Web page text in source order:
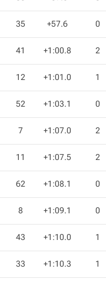
35 +57.6 0
41 +1:00.8 2
12 +1:01.0 1
52 +1:03.1 0
7 +1:07.0 2
11 +1:07.5 2
62 +1:08.1 0
8 +1:09.1 0
43 +1:10.0 1
33 +1:10.3 1